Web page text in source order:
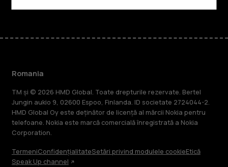
Romania
TM și © 2026 HMD Global. Toate drepturile rezervate. Bertel
Jungin aukio 9, 02600 Espoo, Finlanda. ID societate 2724044-2.
HMD Global Oy este deținător de licență al mărcii Nokia pentru
telefoane. Nokia este marcă comercială înregistrată a Nokia
Corporation.
TermeniConfidențialitateSetări privind modulele cookieEtică
Speak Up channel